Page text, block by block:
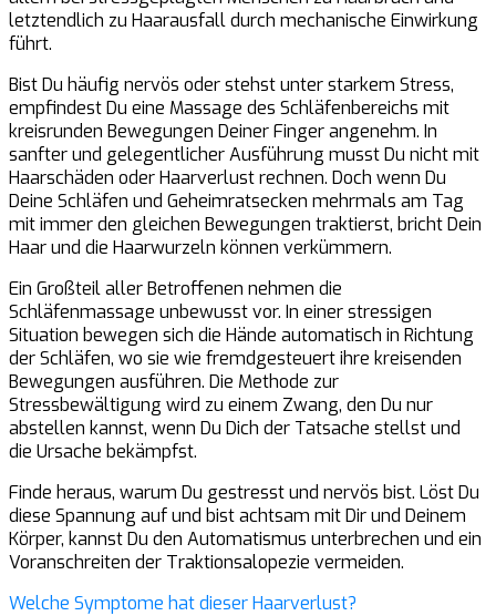
letztendlich zu Haarausfall durch mechanische Einwirkung
führt.
Bist Du häufig nervös oder stehst unter starkem Stress,
empfindest Du eine Massage des Schläfenbereichs mit
kreisrunden Bewegungen Deiner Finger angenehm. In
sanfter und gelegentlicher Ausführung musst Du nicht mit
Haarschäden oder Haarverlust rechnen. Doch wenn Du
Deine Schläfen und Geheimratsecken mehrmals am Tag
mit immer den gleichen Bewegungen traktierst, bricht Dein
Haar und die Haarwurzeln können verkümmern.
Ein Großteil aller Betroffenen nehmen die
Schläfenmassage unbewusst vor. In einer stressigen
Situation bewegen sich die Hände automatisch in Richtung
der Schläfen, wo sie wie fremdgesteuert ihre kreisenden
Bewegungen ausführen. Die Methode zur
Stressbewältigung wird zu einem Zwang, den Du nur
abstellen kannst, wenn Du Dich der Tatsache stellst und
die Ursache bekämpfst.
Finde heraus, warum Du gestresst und nervös bist. Löst Du
diese Spannung auf und bist achtsam mit Dir und Deinem
Körper, kannst Du den Automatismus unterbrechen und ein
Voranschreiten der Traktionsalopezie vermeiden.
Welche Symptome hat dieser Haarverlust?